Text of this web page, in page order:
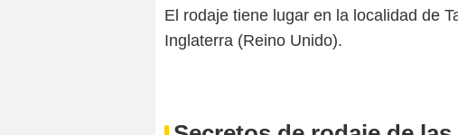
El rodaje tiene lugar en la localidad de
Inglaterra (Reino Unido).